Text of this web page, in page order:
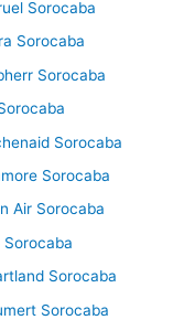
Sorocaba
Sorocaba
Sorocaba
Sorocaba
Sorocaba
Air Sorocaba
Sorocaba
Sorocaba